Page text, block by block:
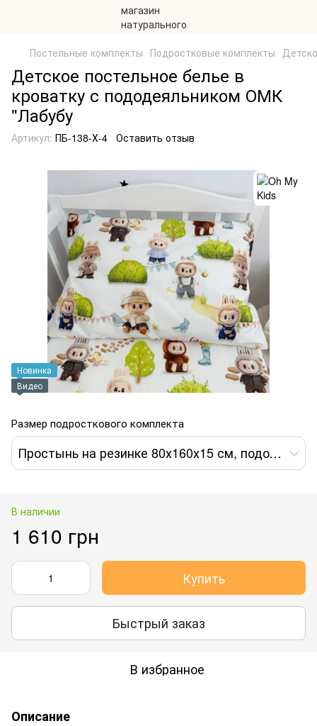
Постельные комплекты Подростковые комплекты
Детское постельное белье в
кроватку с пододеяльником ОМК
"Лабубу
Артикул: ПБ-138-Х-4 Оставить отзыв
Новинка
Видео
Размер подросткового комплекта
Простынь на резинке 80х160х15 см, пододеяльник 110х140 см, наволочка 40х60 см
В наличии
1 610 грн
Купить
Быстрый заказ
В избранное
Описание